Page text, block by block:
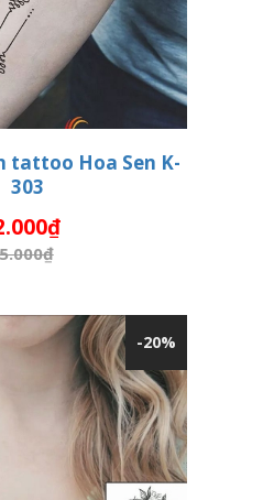
GIỎ HÀNG
tattoo Hoa Sen K-
303
-20%